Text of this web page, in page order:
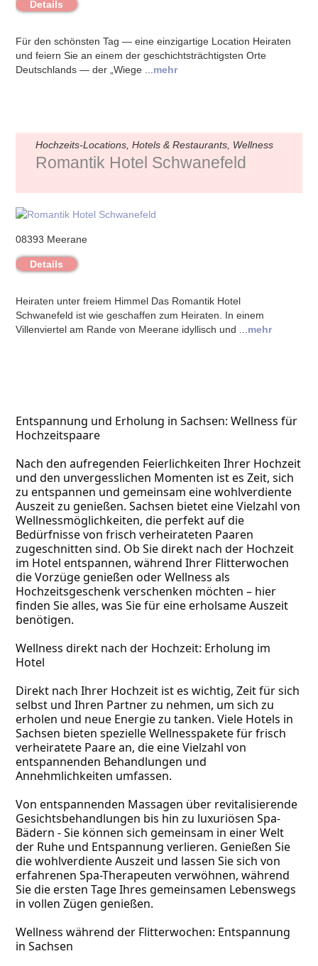
Details
Für den schönsten Tag — eine einzigartige Location Heiraten
und feiern Sie an einem der geschichtsträchtigsten Orte
Deutschlands — der „Wiege ... mehr
Hochzeits-Locations, Hotels & Restaurants, Wellness
Romantik Hotel Schwanefeld
08393 Meerane
Details
Heiraten unter freiem Himmel Das Romantik Hotel
Schwanefeld ist wie geschaffen zum Heiraten. In einem
Villenviertel am Rande von Meerane idyllisch und ... mehr
Entspannung und Erholung in Sachsen: Wellness für
Hochzeitspaare
Nach den aufregenden Feierlichkeiten Ihrer Hochzeit
und den unvergesslichen Momenten ist es Zeit, sich
zu entspannen und gemeinsam eine wohlverdiente
Auszeit zu genießen. Sachsen bietet eine Vielzahl von
Wellnessmöglichkeiten, die perfekt auf die
Bedürfnisse von frisch verheirateten Paaren
zugeschnitten sind. Ob Sie direkt nach der Hochzeit
im Hotel entspannen, während Ihrer Flitterwochen
die Vorzüge genießen oder Wellness als
Hochzeitsgeschenk verschenken möchten – hier
finden Sie alles, was Sie für eine erholsame Auszeit
benötigen.
Wellness direkt nach der Hochzeit: Erholung im
Hotel
Direkt nach Ihrer Hochzeit ist es wichtig, Zeit für sich
selbst und Ihren Partner zu nehmen, um sich zu
erholen und neue Energie zu tanken. Viele Hotels in
Sachsen bieten spezielle Wellnesspakete für frisch
verheiratete Paare an, die eine Vielzahl von
entspannenden Behandlungen und
Annehmlichkeiten umfassen.
Von entspannenden Massagen über revitalisierende
Gesichtsbehandlungen bis hin zu luxuriösen Spa-
Bädern - Sie können sich gemeinsam in einer Welt
der Ruhe und Entspannung verlieren. Genießen Sie
die wohlverdiente Auszeit und lassen Sie sich von
erfahrenen Spa-Therapeuten verwöhnen, während
Sie die ersten Tage Ihres gemeinsamen Lebenswegs
in vollen Zügen genießen.
Wellness während der Flitterwochen: Entspannung
in Sachsen